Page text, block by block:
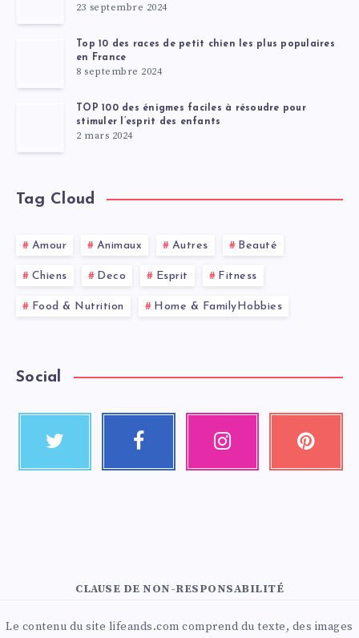
23 septembre 2024
Top 10 des races de petit chien les plus populaires
en France
8 septembre 2024
TOP 100 des énigmes faciles à résoudre pour
stimuler l’esprit des enfants
2 mars 2024
Tag Cloud
Amour Animaux Autres Beauté
Chiens Deco Esprit Fitness
Food & Nutrition Home & FamilyHobbies
Social
CLAUSE DE NON-RESPONSABILITÉ
Le contenu du site lifeands.com comprend du texte, des images